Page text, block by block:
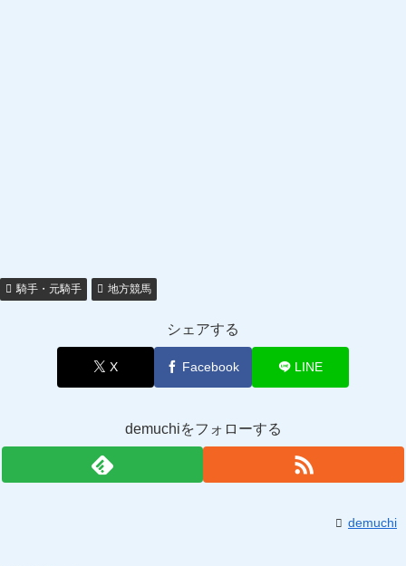
騎手・元騎手 地方競馬
シェアする
X Facebook LINE
demuchiをフォローする
demuchi